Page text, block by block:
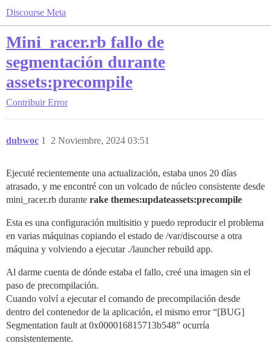
Discourse Meta
Mini_racer.rb fallo de
segmentación durante
assets:precompile
Contribuir Error
dubwoc 2 Noviembre, 2024 03:51
1
Ejecuté recientemente una actualización, estaba unos 20 días
atrasado, y me encontré con un volcado de núcleo consistente desde
mini_racer.rb durante rake themes:updateassets:precompile
Esta es una configuración multisitio y puedo reproducir el problema
en varias máquinas copiando el estado de /var/discourse a otra
máquina y volviendo a ejecutar ./launcher rebuild app.
Al darme cuenta de dónde estaba el fallo, creé una imagen sin el
paso de precompilación.
Cuando volví a ejecutar el comando de precompilación desde
dentro del contenedor de la aplicación, el mismo error “[BUG]
Segmentation fault at 0x000016815713b548” ocurría
consistentemente.